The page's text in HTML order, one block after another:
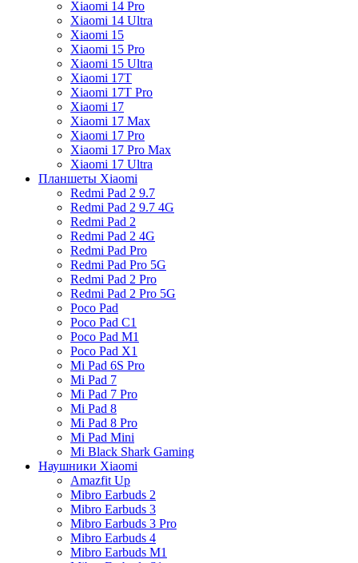
Xiaomi 14 Pro
Xiaomi 14 Ultra
Xiaomi 15
Xiaomi 15 Pro
Xiaomi 15 Ultra
Xiaomi 17T
Xiaomi 17T Pro
Xiaomi 17
Xiaomi 17 Max
Xiaomi 17 Pro
Xiaomi 17 Pro Max
Xiaomi 17 Ultra
Планшеты Xiaomi
Redmi Pad 2 9.7
Redmi Pad 2 9.7 4G
Redmi Pad 2
Redmi Pad 2 4G
Redmi Pad Pro
Redmi Pad Pro 5G
Redmi Pad 2 Pro
Redmi Pad 2 Pro 5G
Poco Pad
Poco Pad C1
Poco Pad M1
Poco Pad X1
Mi Pad 6S Pro
Mi Pad 7
Mi Pad 7 Pro
Mi Pad 8
Mi Pad 8 Pro
Mi Pad Mini
Mi Black Shark Gaming
Наушники Xiaomi
Amazfit Up
Mibro Earbuds 2
Mibro Earbuds 3
Mibro Earbuds 3 Pro
Mibro Earbuds 4
Mibro Earbuds M1